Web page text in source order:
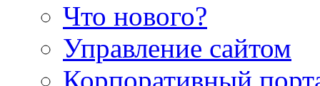
Что нового?
Управление сайтом